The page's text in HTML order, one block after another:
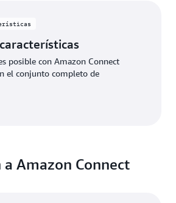
posible con Amazon Connect
el conjunto completo de
Amazon Connect